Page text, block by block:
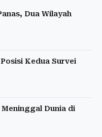
Dua Wilayah
Kedua Survei
Dunia di